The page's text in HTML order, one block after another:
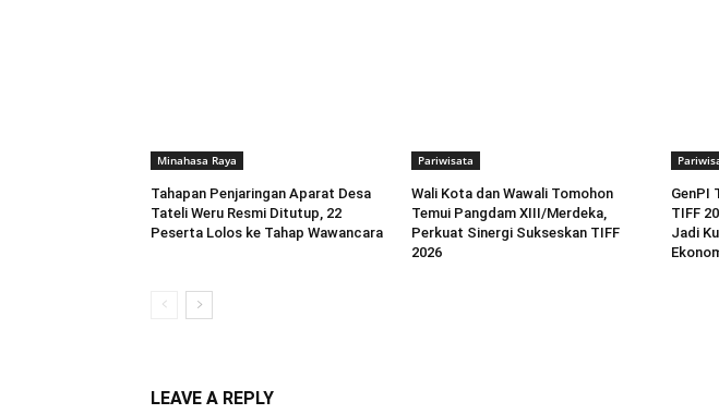
Minahasa Raya
Tahapan Penjaringan Aparat Desa
Tateli Weru Resmi Ditutup, 22
Peserta Lolos ke Tahap Wawancara
Pariwisata
Wali Kota dan Wawali Tomohon
Temui Pangdam XIII/Merdeka,
Perkuat Sinergi Sukseskan TIFF
2026
GenPI
TIFF
Jadi
LEAVE A REPLY